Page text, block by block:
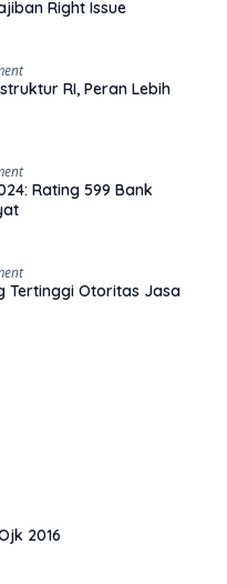
Right Issue
RI, Peran Lebih
Rating 599 Bank
Tertinggi Otoritas Jasa
2016